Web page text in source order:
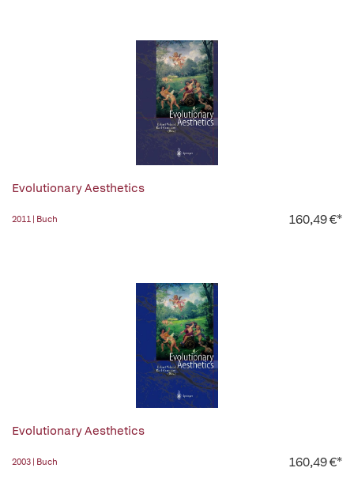
Evolutionary Aesthetics
2011 | Buch 160,49 €*
Evolutionary Aesthetics
2003 | Buch 160,49 €*